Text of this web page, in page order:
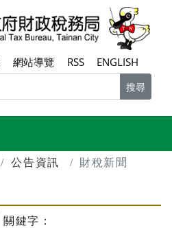
網站導覽 RSS ENGLISH
搜尋
公告資訊 財稅新聞
關鍵字：